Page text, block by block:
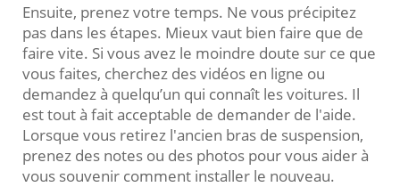
Ensuite, prenez votre temps. Ne vous précipitez
pas dans les étapes. Mieux vaut bien faire que de
faire vite. Si vous avez le moindre doute sur ce que
vous faites, cherchez des vidéos en ligne ou
demandez à quelqu’un qui connaît les voitures. Il
est tout à fait acceptable de demander de l'aide.
Lorsque vous retirez l'ancien bras de suspension,
prenez des notes ou des photos pour vous aider à
vous souvenir comment installer le nouveau.